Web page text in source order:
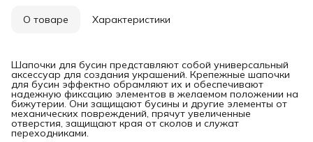
О товаре Характеристики
Шапочки для бусин представляют собой универсальный
аксессуар для создания украшений. Крепежные шапочки
для бусин эффектно обрамляют их и обеспечивают
надежную фиксацию элементов в желаемом положении на
бижутерии. Они защищают бусины и другие элементы от
механических повреждений, прячут увеличенные
отверстия, защищают края от сколов и служат
переходниками.